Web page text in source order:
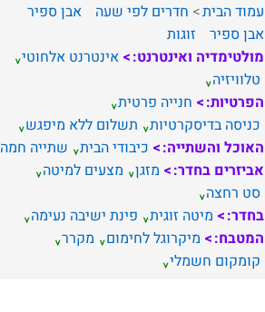
עמוד הבית חדרים לפי שעה
אבן ספיר
אבן ספיר
זוגות
מולטימדיה ואינטרנט:
אינטרנט אלחוטי
טלוויזיה
הפרטיות:
חנייה פרטית
כניסה בדיסקרטיות תשלום ללא מיפגש
האוכל והשתייה:
כיבודי הבית שתייה חמה
אביזרים בחדר:
מזגן מצעים למיטה
סט רחצה
בחדר:
מיטה זוגית פינת ישיבה נעימה
המטבח:
מיקרוגל לחימום
מקרר
קומקום חשמלי